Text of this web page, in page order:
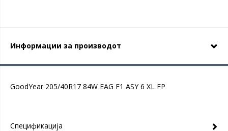
Информации за производот
GoodYear 205/40R17 84W EAG F1 ASY 6 XL FP
Спецификација